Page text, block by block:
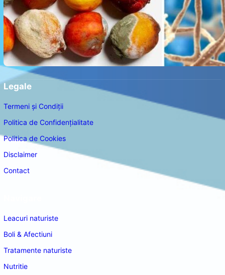
Legale
Termeni și Condiții
Politica de Confidențialitate
Politica de Cookies
Disclaimer
Contact
Leacuri naturiste
Boli & Afectiuni
Tratamente naturiste
Nutritie